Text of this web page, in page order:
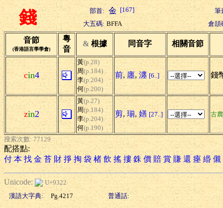
錢 部首: [167]
筆
大五碼: BFFA 倉頡
音節
(香港語言學學會)
粵
音
& 根據 同音字 相關音節
cin4
黃(p.28)
周(p.184)
李(p.204)
何(p.200)
前, 廛, 瀍 [6..] 錢
zin2
黃(p.27)
周(p.184)
李(p.204)
何(p.190)
剪, 瑐, 嫸 [27..] 古
搜索次數: 77129
配搭點:
付 本 找 金 苔 財 掙 掏 袋 楮 飲 搖 摟 銖 價 賠 賞 賺 還 瘞 緡 儭
Unicode:
U+9322
漢語大字典:
Pg.4217 普通話: